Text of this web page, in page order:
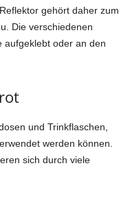
gehört daher zum
Die verschiedenen
aufgeklebt oder an den
und Trinkflaschen,
werden können.
sich durch viele